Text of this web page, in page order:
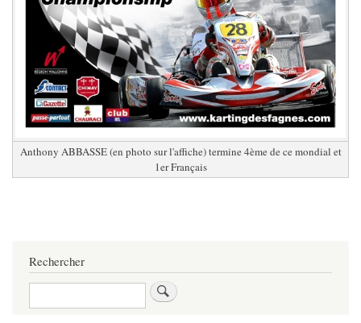
Anthony ABBASSE (en photo sur l'affiche) termine 4ème de ce mondial et
1er Français
Rechercher
Rechercher